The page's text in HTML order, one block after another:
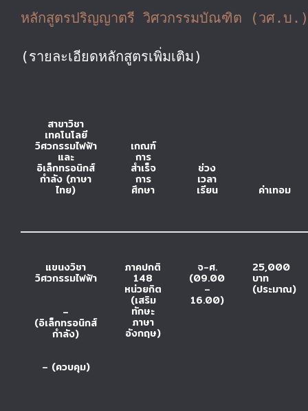
หลักสูตรปริญญาตรี วิศวกรรมบัณฑิต (วศ.
(รายละเอียดหลักสูตรเพิ่มเติม)
สาขาวิชา
เทคโนโลยี
วิศวกรรมไฟฟ้า
และ
อิเล็กทรอนิกส์
กำลัง (ภาษา
ไทย)
เกณฑ์
การ
สำเร็จ
การ
ศึกษา
ช่วง
เวลา
เรียน ค่าเทอม
แขนงวิชา
วิศวกรรมไฟฟ้า
–
(อิเล็กทรอนิกส์
กำลัง)
– (ควบคุม)
ภาคปกติ
148
หน่วยกิต
(เสริม
ทักษะ
ภาษา
อังกฤษ)
จ-ศ.
(09.00
–
16.00)
25,000
บาท
(ประมาณ)